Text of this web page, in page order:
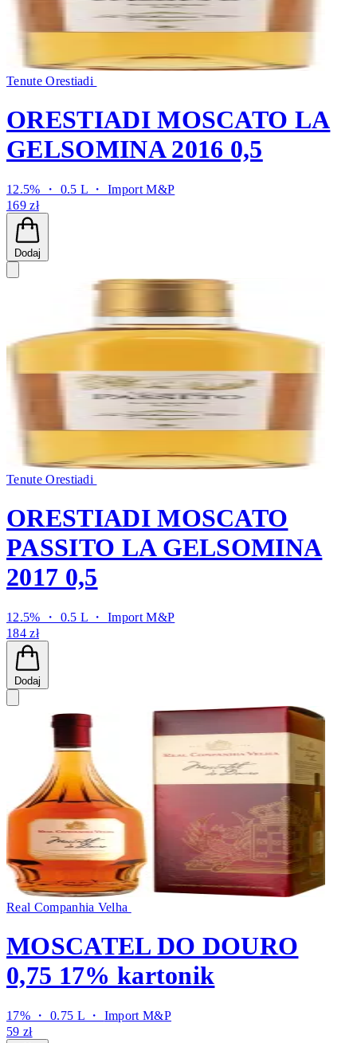
Tenute Orestiadi
ORESTIADI MOSCATO LA
GELSOMINA 2016 0,5
12.5% ・ 0.5 L ・Import M&P
169 zł
Dodaj
Tenute Orestiadi
ORESTIADI MOSCATO
PASSITO LA GELSOMINA
2017 0,5
12.5% ・ 0.5 L ・Import M&P
184 zł
Dodaj
Real Companhia Velha
MOSCATEL DO DOURO
0,75 17% kartonik
17% ・ 0.75 L ・ Import M&P
59 zł